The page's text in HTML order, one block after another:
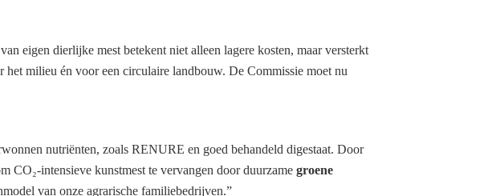
eigen dierlijke mest betekent niet alleen lagere kosten, maar versterkt
milieu én voor een circulaire landbouw. De Commissie moet nu
nutriënten, zoals RENURE en goed behandeld digestaat. Door
CO₂-intensieve kunstmest te vervangen door duurzame groene
van onze agrarische familiebedrijven.”